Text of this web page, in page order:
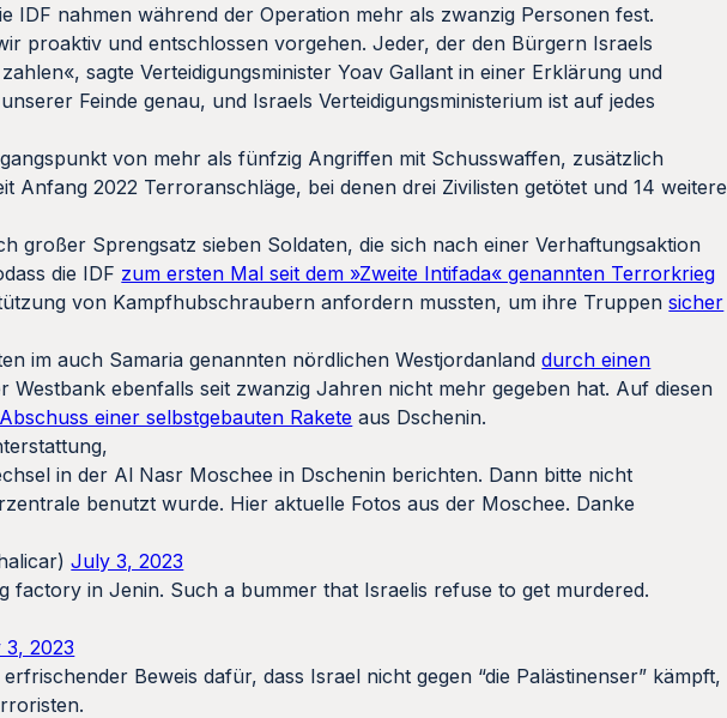
IDF nahmen während der Operation mehr als zwanzig Personen fest.
proaktiv und entschlossen vorgehen. Jeder, der den Bürgern Israels
sagte Verteidigungsminister Yoav Gallant in einer Erklärung und
Feinde genau, und Israels Verteidigungsministerium ist auf jedes
von mehr als fünfzig Angriffen mit Schusswaffen, zusätzlich
Anfang 2022 Terroranschläge, bei denen drei Zivilisten getötet und 14 weitere
großer Sprengsatz sieben Soldaten, die sich nach einer Verhaftungsaktion
die IDF zum ersten Mal seit dem »Zweite Intifada« genannten Terrorkrieg
von Kampfhubschraubern anfordern mussten, um ihre Truppensicher
im auch Samaria genannten nördlichen Westjordanlanddurch einen
Westbank ebenfalls seit zwanzig Jahren nicht mehr gegeben hat. Auf diesen
einer selbstgebauten Rakete aus Dschenin.
in der Al Nasr Moschee in Dschenin berichten. Dann bitte nicht
benutzt wurde. Hier aktuelle Fotos aus der Moschee. Danke
July 3, 2023
factory in Jenin. Such a bummer that Israelis refuse to get murdered.
2023
Beweis dafür, dass Israel nicht gegen “die Palästinenser” kämpft,